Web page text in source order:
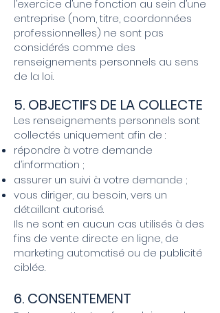
l’exercice d’une fonction au sein d’une
entreprise (nom, titre, coordonnées
professionnelles) ne sont pas
considérés comme des
renseignements personnels au sens
de la loi.
5. OBJECTIFS DE LA COLLECTE
Les renseignements personnels sont
collectés uniquement afin de :
répondre à votre demande
d’information ;
assurer un suivi à votre demande ;
vous diriger, au besoin, vers un
détaillant autorisé.
Ils ne sont en aucun cas utilisés à des
fins de vente directe en ligne, de
marketing automatisé ou de publicité
ciblée.
6. CONSENTEMENT